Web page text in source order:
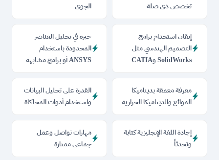
تخصص ذي صلة
الجوي
إتقان استخدام برامج
التصميم الهندسي مثل
SolidWorks وCATIA
خبرة في تحليل العناصر
المحدودة باستخدام
ANSYS أو برامج مشابهة
معرفة معمقة بديناميكا
الموائع والديناميكا الحرارية
القدرة على تحليل البيانات
واستخدام أدوات المحاكاة
إجادة اللغة الإنجليزية كتابة
وتحدثاً
مهارات تواصل وعمل
جماعي ممتازة